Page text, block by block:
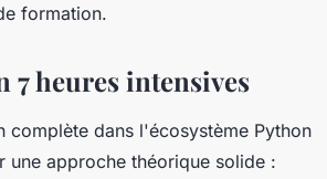
formation.
7 heures intensives
complète dans l'écosystème Python
une approche théorique solide :